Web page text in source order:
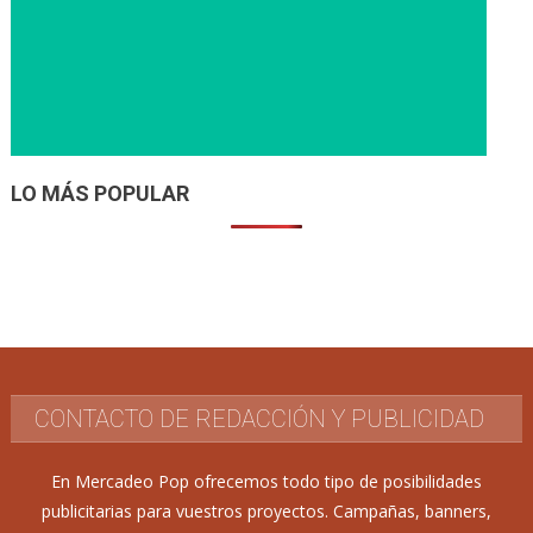
LO MÁS POPULAR
CONTACTO DE REDACCIÓN Y PUBLICIDAD
En Mercadeo Pop ofrecemos todo tipo de posibilidades
publicitarias para vuestros proyectos. Campañas, banners,